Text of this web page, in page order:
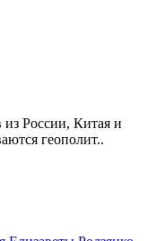
России, Китая и
геополит..